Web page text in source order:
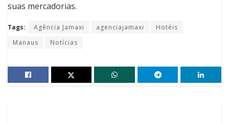
suas mercadorias.
Tags: Agência Jamaxi agenciajamaxi
Hotéis
Manaus
Notícias